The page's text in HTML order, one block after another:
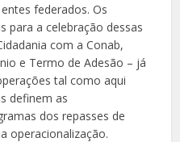
federados. Os
para a celebração dessas
com a Conab,
e Termo de Adesão – já
tal como aqui
definem as
dos repasses de
operacionalização.